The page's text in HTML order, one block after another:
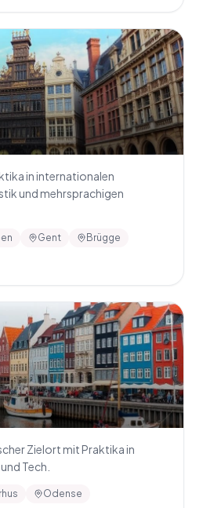
in internationalen
und mehrsprachigen
Gent Brügge
Zielort mit Praktika in
Tech.
Odense